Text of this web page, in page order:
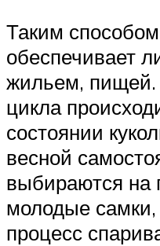
Таким
обеспечивает
жильем,
цикла
состоянии
весной
выбираются на
молодые
процесс